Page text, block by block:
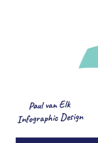
Paul van Elk
Infographic Design